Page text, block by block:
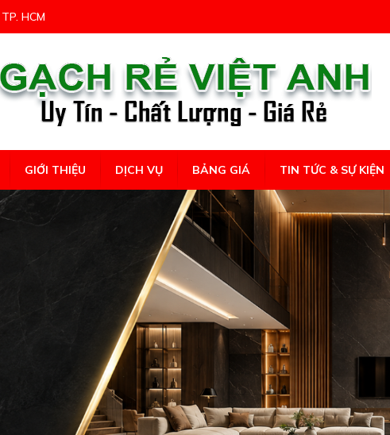
HCM
GIỚI THIỆU DỊCH VỤ BẢNG GIÁ TIN TỨC & SỰ KIỆN